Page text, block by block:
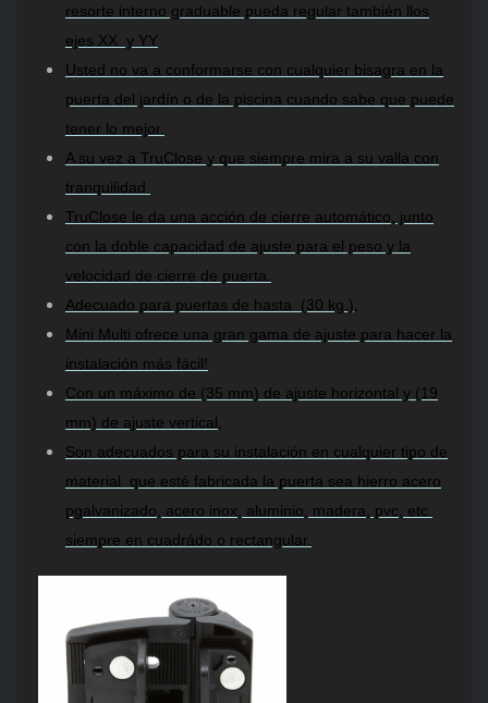
resorte interno graduable pueda regular también llos
ejes XX y YY
Usted no va a conformarse con cualquier bisagra en la
puerta del jardín o de la piscina cuando sabe que puede
tener lo mejor.
A su vez a TruClose y que siempre mira a su valla con
tranquilidad.
TruClose le da una acción de cierre automático, junto
con la doble capacidad de ajuste para el peso y la
velocidad de cierre de puerta.
Adecuado para puertas de hasta (30 kg.),
Mini Multi ofrece una gran gama de ajuste para hacer la
instalación más fácil!
Con un máximo de (35 mm) de ajuste horizontal y (19
mm) de ajuste vertical,
Son adecuados para su instalación en cualquier tipo de
material que esté fabricada la puerta sea hierro acero
pgalvanizado, acero inox, aluminio, madera, pvc, etc.
siempre en cuadrádo o rectangular.